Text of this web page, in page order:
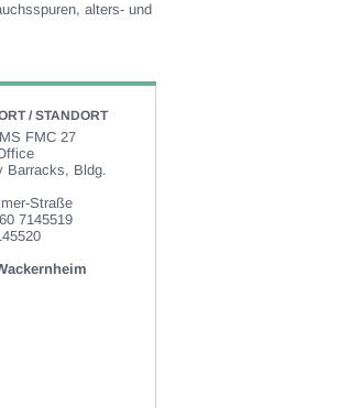
alters- und
/ STANDORT
FMC 27
Barracks, Bldg.
Straße
7145519